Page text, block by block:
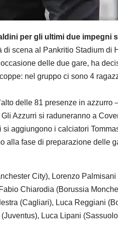
per gli ultimi due impegni
scena al Pankritio Stadium di
delle due gare, ha
nel gruppo ci sono 4
delle 81 presenze in
Azzurri si raduneranno a
aggiungono i calciatori
alla fase di preparazione delle
City), Lorenzo Palmisani
Chiarodia (Borussia
(Cagliari), Luca Reggiani
Luca Lipani